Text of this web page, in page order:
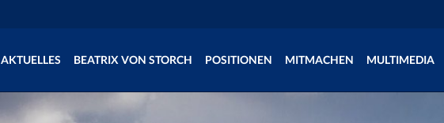
AKTUELLES BEATRIX VON STORCH POSITIONEN MITMACHEN MULTIMEDIA